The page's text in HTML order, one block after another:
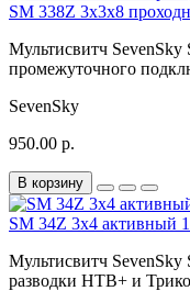
SM 338Z 3х3х8
Мультисвитч
промежуточного
SevenSky
950.00 р.
В корзину
SM 34Z 3х4 активный
Мультисвитч SevenSky
разводки НТВ+ и